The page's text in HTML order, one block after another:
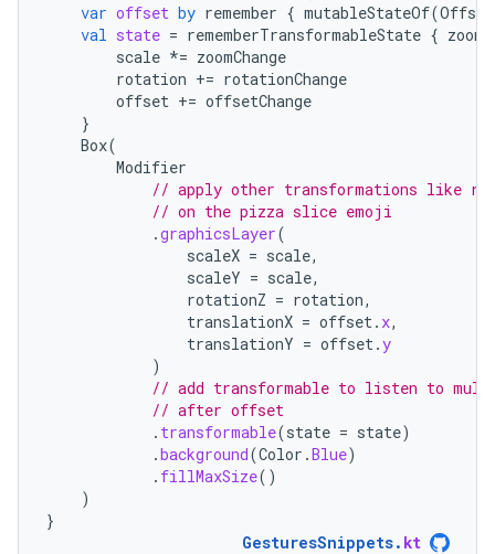
var offset by remember { mutableStateOf(Offset
val state = rememberTransformableState {
scale *= zoomChange
rotation += rotationChange
offset += offsetChange
}
Box(
Modifier
// apply other transformations like
// on the pizza slice emoji
.graphicsLayer(
scaleX = scale,
scaleY = scale,
rotationZ = rotation,
translationX = offset. x,
translationY = offset.y
)
// add transformable to listen to
// after offset
. transformable(state = state)
.background(Color .Blue)
. fillMaxSize()
)
}
GesturesSnippets. kt